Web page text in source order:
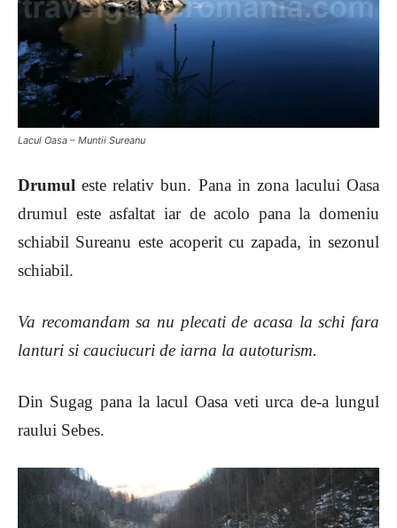
Lacul Oasa – Muntii Sureanu
Drumuleste relativ bun. Pana in zona lacului Oasa
drumul este asfaltat iar de acolo pana la domeniu
schiabil Sureanu este acoperit cu zapada, in sezonul
schiabil.
Va recomandam sa nu plecati de acasa la schi fara
lanturi si cauciucuri de iarna la autoturism.
Din Sugag pana la lacul Oasa veti urca de-a lungul
raului Sebes.